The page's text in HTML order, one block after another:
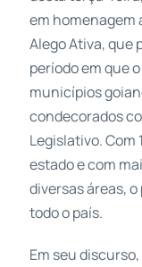
em homenagem
Alego Ativa, que
período em que
municípios
condecorados
Legislativo. Com
estado e com
diversas áreas,
todo o país.
Em seu